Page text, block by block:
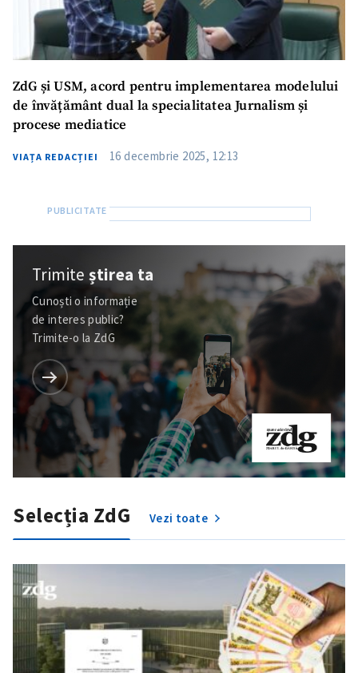
ZdG și USM, acord pentru implementarea modelului
de învățământ dual la specialitatea Jurnalism și
procese mediatice
VIAȚA REDACȚIEI 16 decembrie 2025, 12:13
Trimiteștirea ta
Cunoști o informație
de interes public?
Trimite-o la ZdG
Selecția ZdG Vezi toate